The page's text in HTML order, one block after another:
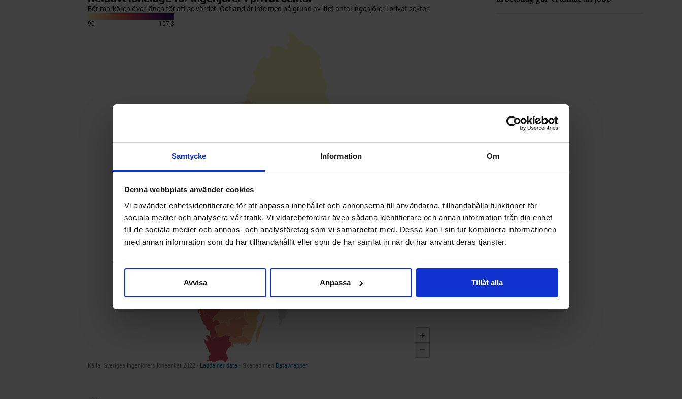
Samtycke Information Om
Denna webbplats använder cookies
Vi använder enhetsidentifierare för att anpassa innehållet och annonserna till användarna, tillhandahålla funktioner för
sociala medier och analysera vår trafik. Vi vidarebefordrar även sådana identifierare och annan information från din enhet
till de sociala medier och annons- och analysföretag som vi samarbetar med. Dessa kan i sin tur kombinera informationen
med annan information som du har tillhandahållit eller som de har samlat in när du har använt deras tjänster.
Avvisa Anpassa Tillåt alla